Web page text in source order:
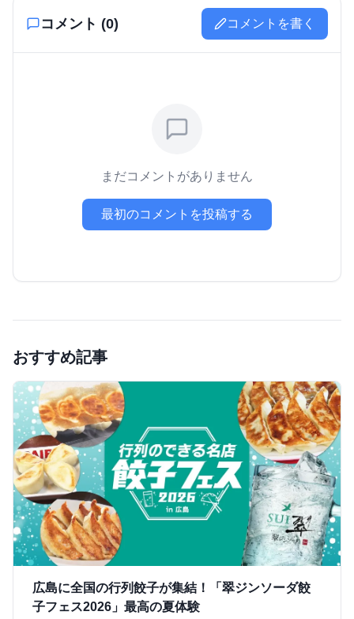
コメント (0) コメントを書く
まだコメントがありません
最初のコメントを投稿する
おすすめ記事
広島に全国の行列餃子が集結！「翠ジンソーダ餃
子フェス2026」最高の夏体験